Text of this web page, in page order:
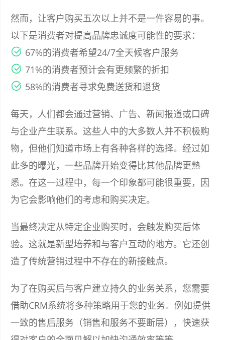
然而，让客户购买五次以上并不是一件容易的事。
以下是消费者对提高品牌忠诚度可能性的要求：
67%的消费者希望24/7全天候客户服务
71%的消费者预计会有更频繁的折扣
58%的消费者寻求免费送货和退货
每天，人们都会通过营销、广告、新闻报道或口碑
与企业产生联系。这些人中的大多数人并不积极购
物，但他们知道市场上有各种各样的选择。经过如
此多的曝光，一些品牌开始变得比其他品牌更熟
悉。在这一过程中，每一个印象都可能很重要，因
为它会影响他们的考虑和购买决定。
当最终决定从特定企业购买时，会触发购买后体
验。这就是新型培养和与客户互动的地方。它还创
造了传统营销过程中不存在的新接触点。
为了在购买后与客户建立持久的业务关系，您需要
借助CRM系统将多种策略用于您的业务。例如提供
一致的售后服务（销售和服务不要断层），快速获